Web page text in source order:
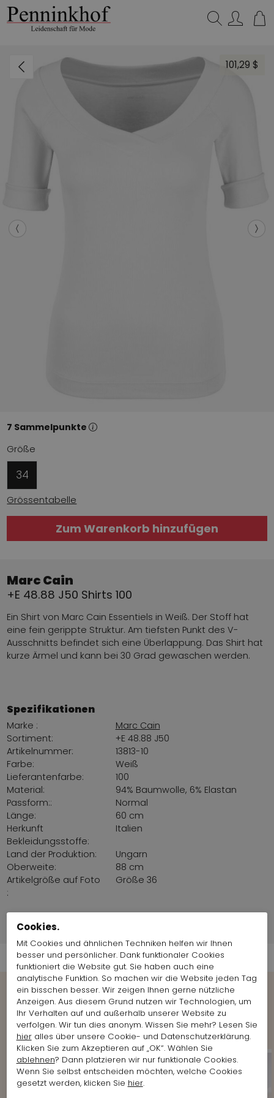
101,29 $
7 Sammelpunkte
Größe
34
Grössentabelle
Zum Warenkorb hinzufügen
Marc Cain
+E 48.88 J50 Shirts 100
Ein Shirt von Marc Cain Essentiels in Weiß. Der Stoff hat
eine fein gerippte Struktur. Am tiefsten Punkt des V-
Ausschnitts befindet sich eine Überlappung. Das Shirt hat
kurze Ärmel und kann bei 30 Grad gewaschen werden.
Spezifikationen
Marke :
Marc Cain
Sortiment:
+E 48.88 J50
Artikelnummer:
13813-10
Farbe:
Weiß
Lieferantenfarbe:
100
Material:
94% Baumwolle, 6% Elastan
Passform::
Normal
Länge:
60 cm
Herkunft
Bekleidungsstoffe:
Italien
Land der Produktion:
Ungarn
Oberweite:
88 cm
Artikelgröße auf Foto
:
Größe 36
Versandinformationen
Weitere Looks der Marke anzeigen
Marc Cain
Cookies.
Mit Cookies und ähnlichen Techniken helfen wir Ihnen
besser und persönlicher. Dank funktionaler Cookies
funktioniert die Website gut. Sie haben auch eine
analytische Funktion. So machen wir die Website jeden Tag
ein bisschen besser. Wir zeigen Ihnen gerne nützliche
Anzeigen. Aus diesem Grund nutzen wir Technologien, um
Ihr Verhalten auf und außerhalb unserer Website zu
verfolgen. Wir tun dies anonym. Wissen Sie mehr? Lesen Sie
hieralles über unsere Cookie- und Datenschutzerklärung.
Klicken Sie zum Akzeptieren auf „OK“. Wählen Sie
ablehnen? Dann platzieren wir nur funktionale Cookies.
Wenn Sie selbst entscheiden möchten, welche Cookies
gesetzt werden, klicken Sie hier.